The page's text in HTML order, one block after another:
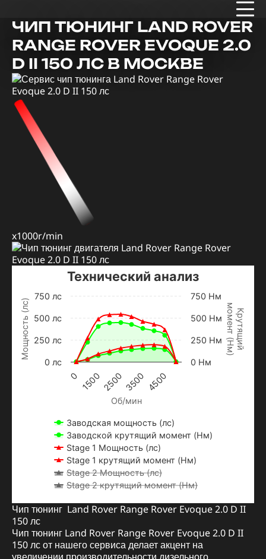
ЧИП ТЮНИНГ LAND ROVER
RANGE ROVER EVOQUE 2.0
D II 150 ЛС В МОСКВЕ
x1000r/min
Об/мин
Мощность (лс) Крутящий
м
о
м
е
н
т
(
Н
м
)
Технический анализ
Заводская мощность (лс)
Заводской крутящий момент (Нм)
Stage 1 Мощность (лс)
Stage 1 крутящий момент (Нм)
Stage 2 Мощность (лс)
Stage 2 крутящий момент (Нм)
0 150025003500 4500
0 лс
250 лс
500 лс
750 лс
0 Нм
250 Нм
500 Нм
750 Нм
Чип тюнинг Land Rover Range Rover Evoque 2.0 D II
150 лс
Чип тюнинг Land Rover Range Rover Evoque 2.0 D II
150 лс от нашего сервиса делает акцент на